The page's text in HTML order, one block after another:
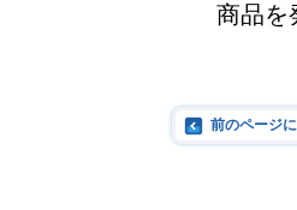
商品を
前のページ